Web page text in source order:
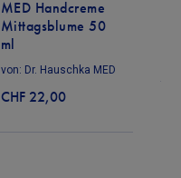
MED Handcreme
Mittagsblume 50
ml
von: Dr. Hauschka MED
CHF 22,00